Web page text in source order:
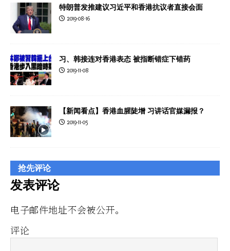
特朗普发推建议习近平和香港抗议者直接会面
2019-08-16
习、韩接连对香港表态 被指断错症下错药
2019-11-08
【新闻看点】香港血腥陡增 习讲话官媒漏报？
2019-11-05
抢先评论
发表评论
电子邮件地址不会被公开。
评论